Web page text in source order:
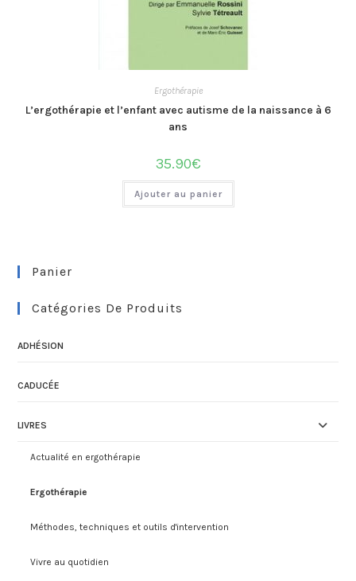
Ergothérapie
L’ergothérapie et l’enfant avec autisme de la naissance à 6
ans
35.90€
Ajouter au panier
Panier
Catégories De Produits
ADHÉSION
CADUCÉE
LIVRES
Actualité en ergothérapie
Ergothérapie
Méthodes, techniques et outils d'intervention
Vivre au quotidien